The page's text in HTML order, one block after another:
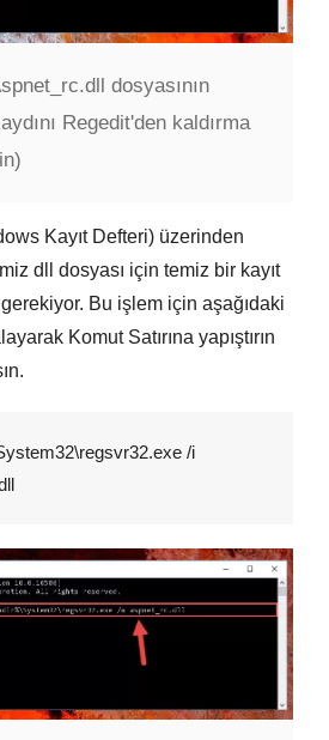
dosyasının
Regedit'den kaldırma
Kayıt Defteri) üzerinden
dll dosyası için temiz bir kayıt
Bu işlem için aşağıdaki
Komut Satırına yapıştırın
/i